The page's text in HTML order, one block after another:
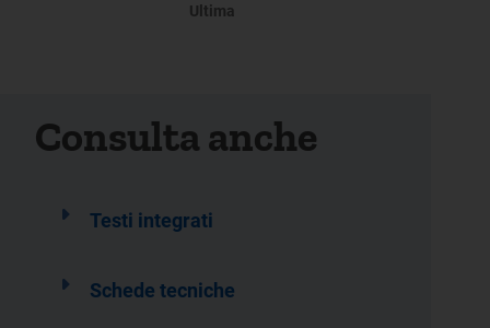
Ultima
Consulta anche
Testi integrati
Schede tecniche